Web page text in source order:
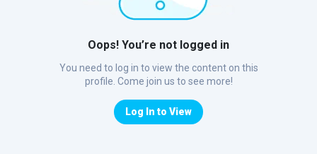
Oops! You’re not logged in
You need to log in to view the content on this
profile. Come join us to see more!
Log In to View